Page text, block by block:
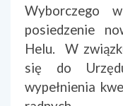
Wyborczego
posiedzenie
Helu. W
się do
wypełnienia